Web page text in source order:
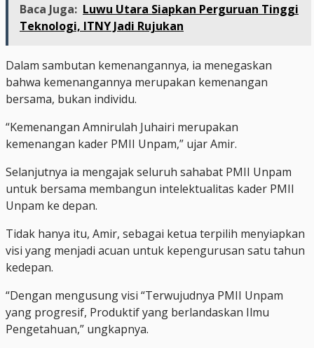
Baca Juga: Luwu Utara Siapkan Perguruan Tinggi
Teknologi, ITNY Jadi Rujukan
Dalam sambutan kemenangannya, ia menegaskan
bahwa kemenangannya merupakan kemenangan
bersama, bukan individu.
“Kemenangan Amnirulah Juhairi merupakan
kemenangan kader PMII Unpam,” ujar Amir.
Selanjutnya ia mengajak seluruh sahabat PMII Unpam
untuk bersama membangun intelektualitas kader PMII
Unpam ke depan.
Tidak hanya itu, Amir, sebagai ketua terpilih menyiapkan
visi yang menjadi acuan untuk kepengurusan satu tahun
kedepan.
“Dengan mengusung visi “Terwujudnya PMII Unpam
yang progresif, Produktif yang berlandaskan Ilmu
Pengetahuan,” ungkapnya.